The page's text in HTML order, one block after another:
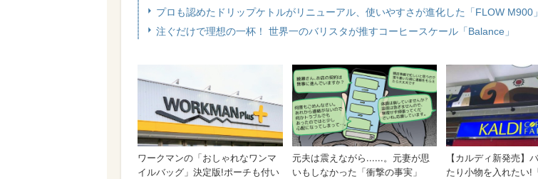
プロも認めたドリップケトルがリニューアル、使いやすさが進化した「FLOW M900」
注ぐだけで理想の一杯！ 世界一のバリスタが推すコーヒースケール「Balance」